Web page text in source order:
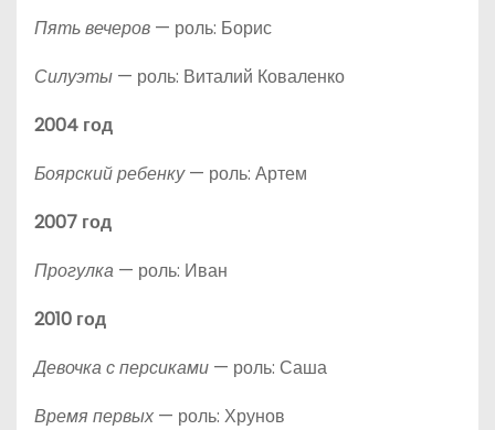
Пять вечеров — роль: Борис
Силуэты — роль: Виталий Коваленко
2004 год
Боярский ребенку— роль: Артем
2007 год
Прогулка — роль: Иван
2010 год
Девочка с персиками — роль: Саша
Время первых — роль: Хрунов